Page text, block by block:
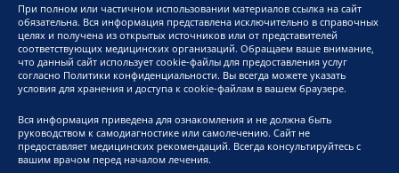
При полном или частичном использовании материалов ссылка на сайт
обязательна. Вся информация представлена исключительно в справочных
целях и получена из открытых источников или от представителей
соответствующих медицинских организаций. Обращаем ваше внимание,
что данный сайт использует cookie-файлы для предоставления услуг
согласно Политики конфиденциальности. Вы всегда можете указать
условия для хранения и доступа к cookie-файлам в вашем браузере.
Вся информация приведена для ознакомления и не должна быть
руководством к самодиагностике или самолечению. Сайт не
предоставляет медицинских рекомендаций. Всегда консультируйтесь с
вашим врачом перед началом лечения.